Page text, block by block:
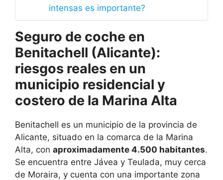
intensas es importante?
Seguro de coche en
Benitachell (Alicante):
riesgos reales en un
municipio residencial y
costero de la Marina Alta
Benitachell es un municipio de la provincia de
Alicante, situado en la comarca de la Marina
Alta, con aproximadamente 4.500 habitantes.
Se encuentra entre Jávea y Teulada, muy cerca
de Moraira, y cuenta con una importante zona